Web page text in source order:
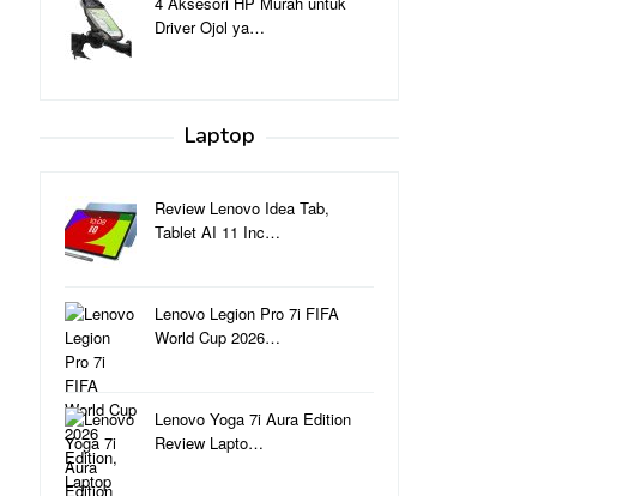
Driver Ojol ya…
Laptop
Review Lenovo Idea Tab,
Tablet AI 11 Inc…
Lenovo Legion Pro 7i FIFA
World Cup 2026…
Lenovo Yoga 7i Aura Edition
Review Lapto…